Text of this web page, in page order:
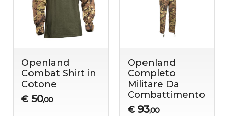
Openland
Tactical
Borsone Trolley
con ruote 100
LT
OPENLAND
Zaino Militare
Fast Action 40
LT
€ 115,90